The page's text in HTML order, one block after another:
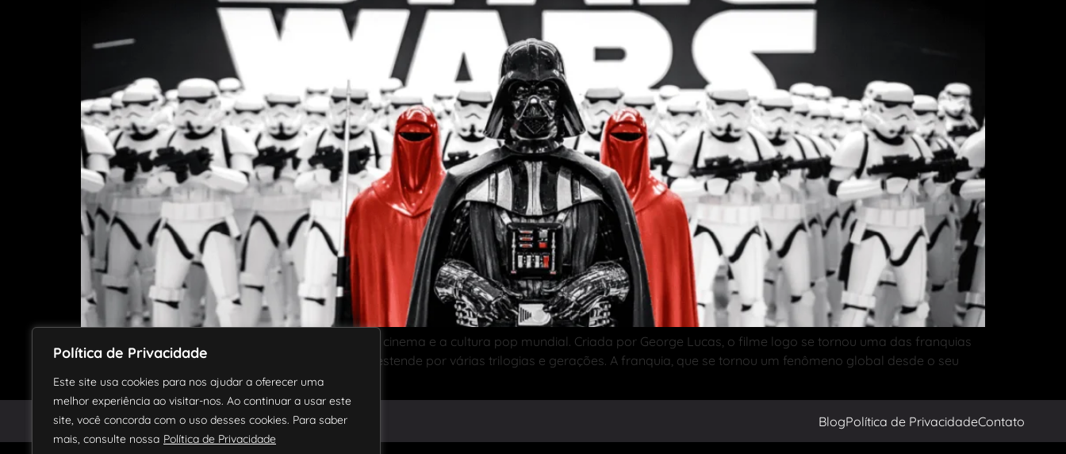
Política de Privacidade
Este site usa cookies para nos ajudar a oferecer uma
melhor experiência ao visitar-nos. Ao continuar a usar este
site, você concorda com o uso desses cookies. Para saber
mais, consulte nossa Política de Privacidade
Lançado em 1977, a saga Star Wars revolucionou o cinema e a cultura pop mundial. Criada por George Lucas, o filme logo se tornou uma das franquias
mais icônicas e amadas, com uma história que se estende por várias trilogias e gerações. A franquia, que se tornou um fenômeno global desde o seu
lançamento em […]
© 2018 – 2024 Todos os direitos reservados. BlogPolítica de PrivacidadeContato